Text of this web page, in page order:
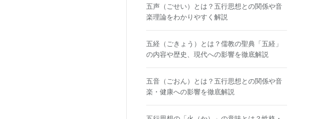
五声（ごせい）とは？五行思想との関係や音
楽理論をわかりやすく解説
五経（ごきょう）とは？儒教の聖典「五経」
の内容や歴史、現代への影響を徹底解説
五音（ごおん）とは？五行思想との関係や音
楽・健康への影響を徹底解説